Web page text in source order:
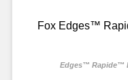
Fox Edges™
Edges™ Rapide™